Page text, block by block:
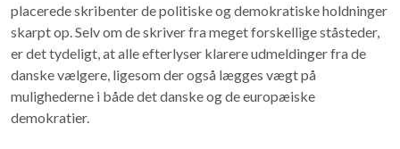
placerede skribenter de politiske og demokratiske holdninger
skarpt op. Selv om de skriver fra meget forskellige ståsteder,
er det tydeligt, at alle efterlyser klarere udmeldinger fra de
danske vælgere, ligesom der også lægges vægt på
mulighederne i både det danske og de europæiske
demokratier.